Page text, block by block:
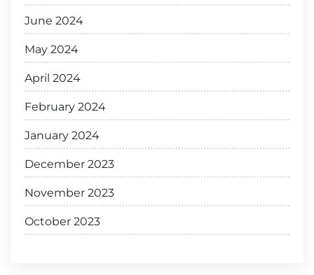
June 2024
May 2024
April 2024
February 2024
January 2024
December 2023
November 2023
October 2023